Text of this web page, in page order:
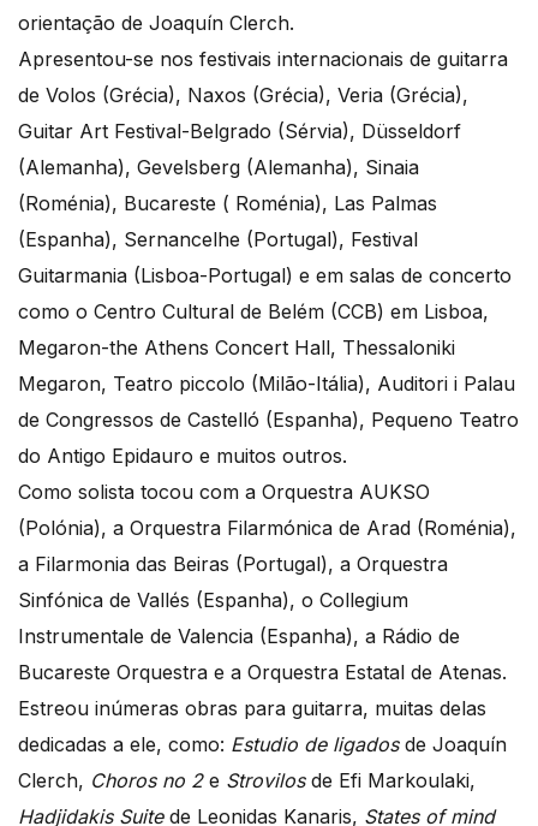
orientação de Joaquín Clerch.
Apresentou-se nos festivais internacionais de guitarra
de Volos (Grécia), Naxos (Grécia), Veria (Grécia),
Guitar Art Festival-Belgrado (Sérvia), Düsseldorf
(Alemanha), Gevelsberg (Alemanha), Sinaia
(Roménia), Bucareste ( Roménia), Las Palmas
(Espanha), Sernancelhe (Portugal), Festival
Guitarmania (Lisboa-Portugal) e em salas de concerto
como o Centro Cultural de Belém (CCB) em Lisboa,
Megaron-the Athens Concert Hall, Thessaloniki
Megaron, Teatro piccolo (Milão-Itália), Auditori i Palau
de Congressos de Castelló (Espanha), Pequeno Teatro
do Antigo Epidauro e muitos outros.
Como solista tocou com a Orquestra AUKSO
(Polónia), a Orquestra Filarmónica de Arad (Roménia),
a Filarmonia das Beiras (Portugal), a Orquestra
Sinfónica de Vallés (Espanha), o Collegium
Instrumentale de Valencia (Espanha), a Rádio de
Bucareste Orquestra e a Orquestra Estatal de Atenas.
Estreou inúmeras obras para guitarra, muitas delas
dedicadas a ele, como: Estudio de ligadosde Joaquín
Clerch, Choros no 2 e Strovilos de Efi Markoulaki,
Hadjidakis Suitede Leonidas Kanaris, States of mind